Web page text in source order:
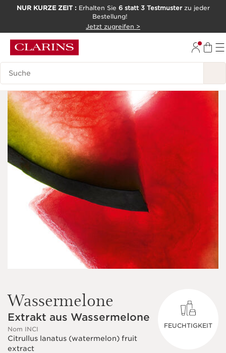
NUR KURZE ZEIT : Erhalten Sie 6 statt 3 Testmusterzu jeder
Bestellung!
Jetzt zugreifen >
Legende suchen
Wassermelone
Extrakt aus Wassermelone
Nom INCI
Citrullus lanatus (watermelon) fruit
extract
FEUCHTIGKEIT